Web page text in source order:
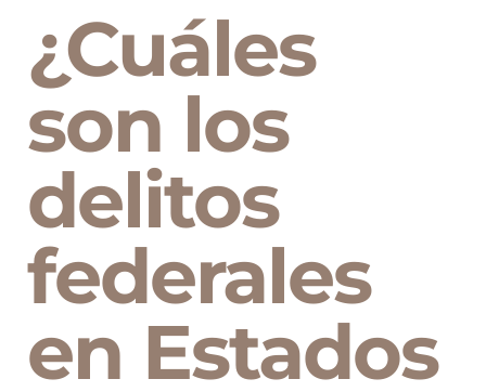
¿Cuáles
son los
delitos
federales
en Estados